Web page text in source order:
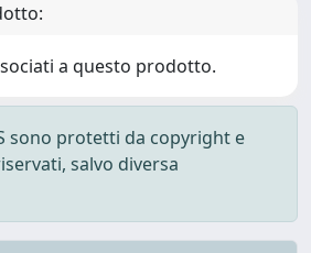
a questo prodotto.
sono protetti da copyright e
salvo diversa